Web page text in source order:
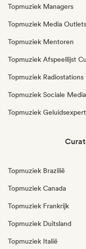
Topmuziek Managers
Topmuziek Media
Topmuziek Mentoren
Topmuziek Afspeellijst
Topmuziek Radiostations
Topmuziek Sociale
Topmuziek
Topmuziek Brazilië
Topmuziek Canada
Topmuziek Frankrijk
Topmuziek Duitsland
Topmuziek Italië